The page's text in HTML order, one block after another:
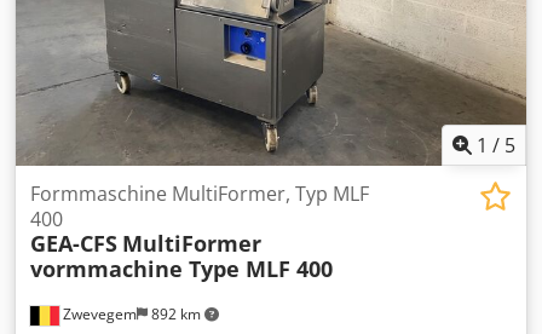
1 / 5
Zwevegem 892 km
Formmaschine MultiFormer, Typ MLF
400
GEA-CFS MultiFormer
vormmachine Type MLF 400